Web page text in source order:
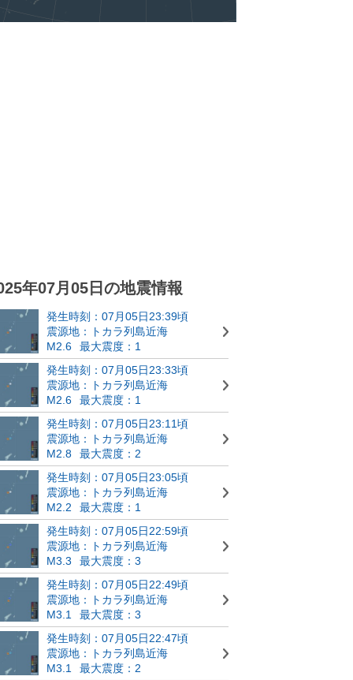
年07月05日の地震情報
発生時刻：07月05日23:39頃
震源地：トカラ列島近海
M2.6
最大震度：1
発生時刻：07月05日23:33頃
震源地：トカラ列島近海
M2.6
最大震度：1
発生時刻：07月05日23:11頃
震源地：トカラ列島近海
M2.8
最大震度：2
発生時刻：07月05日23:05頃
震源地：トカラ列島近海
M2.2
最大震度：1
発生時刻：07月05日22:59頃
震源地：トカラ列島近海
M3.3
最大震度：3
発生時刻：07月05日22:49頃
震源地：トカラ列島近海
M3.1
最大震度：3
発生時刻：07月05日22:47頃
震源地：トカラ列島近海
M3.1
最大震度：2